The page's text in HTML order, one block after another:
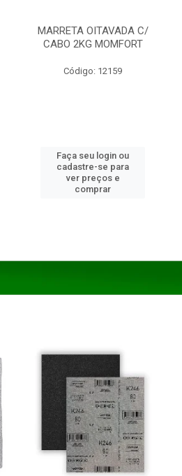
MARRETA OITAVADA C/
CABO 2KG MOMFORT
Código: 12159
Faça seu login ou
cadastre-se para
ver preços e
comprar